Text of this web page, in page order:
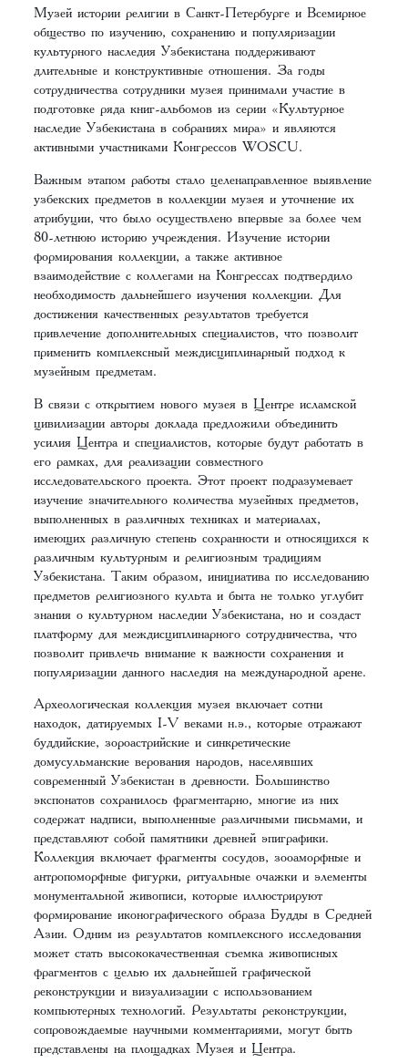
Музей истории религии в Санкт-Петербурге и Всемирное
общество по изучению, сохранению и популяризации
культурного наследия Узбекистана поддерживают
длительные и конструктивные отношения. За годы
сотрудничества сотрудники музея принимали участие в
подготовке ряда книг-альбомов из серии «Культурное
наследие Узбекистана в собраниях мира» и являются
активными участниками Конгрессов WOSCU.
Важным этапом работы стало целенаправленное выявление
узбекских предметов в коллекции музея и уточнение их
атрибуции, что было осуществлено впервые за более чем
80-летнюю историю учреждения. Изучение истории
формирования коллекции, а также активное
взаимодействие с коллегами на Конгрессах подтвердило
необходимость дальнейшего изучения коллекции. Для
достижения качественных результатов требуется
привлечение дополнительных специалистов, что позволит
применить комплексный междисциплинарный подход к
музейным предметам.
В связи с открытием нового музея в Центре исламской
цивилизации авторы доклада предложили объединить
усилия Центра и специалистов, которые будут работать в
его рамках, для реализации совместного
исследовательского проекта. Этот проект подразумевает
изучение значительного количества музейных предметов,
выполненных в различных техниках и материалах,
имеющих различную степень сохранности и относящихся к
различным культурным и религиозным традициям
Узбекистана. Таким образом, инициатива по исследованию
предметов религиозного культа и быта не только углубит
знания о культурном наследии Узбекистана, но и создаст
платформу для междисциплинарного сотрудничества, что
позволит привлечь внимание к важности сохранения и
популяризации данного наследия на международной арене.
Археологическая коллекция музея включает сотни
находок, датируемых I-V веками н.э., которые отражают
буддийские, зороастрийские и синкретические
домусульманские верования народов, населявших
современный Узбекистан в древности. Большинство
экспонатов сохранилось фрагментарно, многие из них
содержат надписи, выполненные различными письмами, и
представляют собой памятники древней эпиграфики.
Коллекция включает фрагменты сосудов, зооаморфные и
антропоморфные фигурки, ритуальные очажки и элементы
монументальной живописи, которые иллюстрируют
формирование иконографического образа Будды в Средней
Азии. Одним из результатов комплексного исследования
может стать высококачественная съемка живописных
фрагментов с целью их дальнейшей графической
реконструкции и визуализации с использованием
компьютерных технологий. Результаты реконструкции,
сопровождаемые научными комментариями, могут быть
представлены на площадках Музея и Центра.